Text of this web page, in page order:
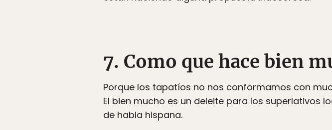
7. Como que hace bien
Porque los tapatíos no nos conformamos con
El bien mucho es un deleite para los superlativos
de habla hispana.